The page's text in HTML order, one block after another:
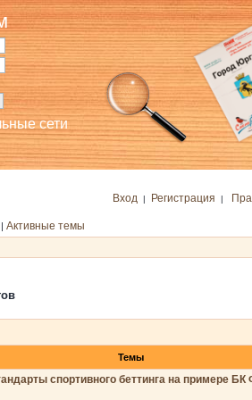
сети
Вход | Регистрация |
| Активные темы
Темы
спортивного беттинга на примере БК